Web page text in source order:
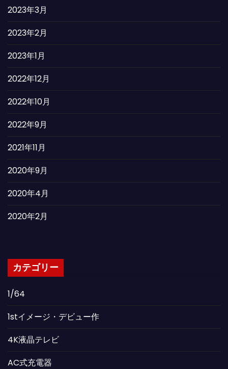
2023年3月
2023年2月
2023年1月
2022年12月
2022年10月
2022年9月
2021年11月
2020年9月
2020年4月
2020年2月
カテゴリー
1/64
1stイメージ・デビュー作
4K液晶テレビ
AC式充電器